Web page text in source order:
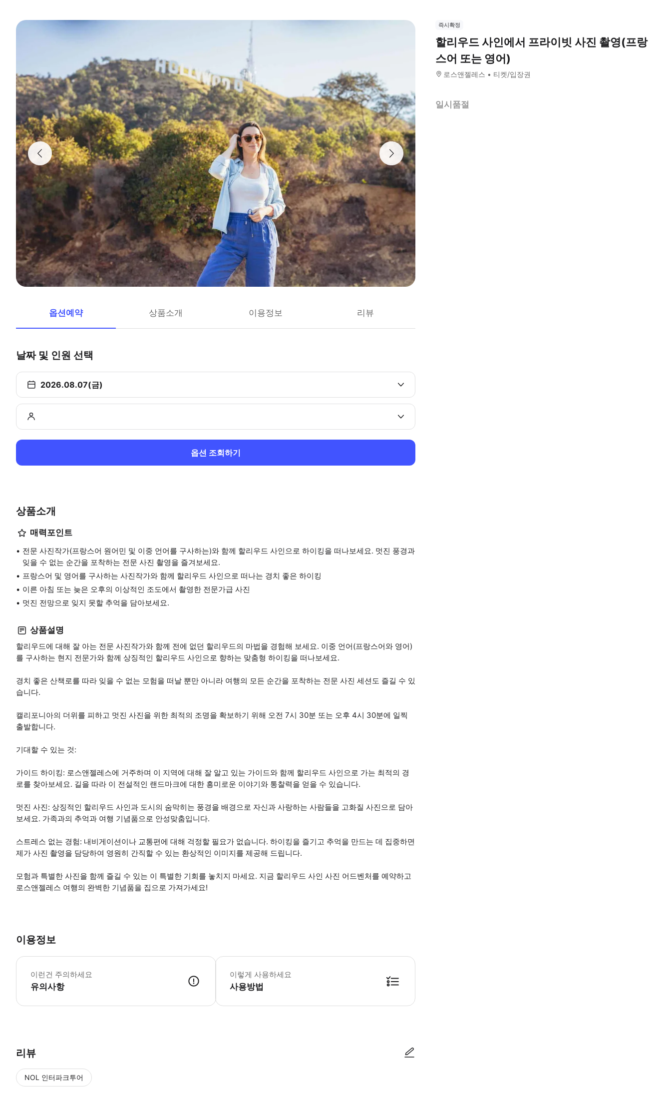
옵션예약 상품소개 이용정보 리뷰
날짜 및 인원 선택
2026.08.07(금)
옵션 조회하기
상품소개
매력포인트
전문 사진작가(프랑스어 원어민 및 이중 언어를 구사하는)와 함께 할리우드 사인으로 하이킹을 떠나보세요. 멋진 풍경과
잊을 수 없는 순간을 포착하는 전문 사진 촬영을 즐겨보세요.
프랑스어 및 영어를 구사하는 사진작가와 함께 할리우드 사인으로 떠나는 경치 좋은 하이킹
이른 아침 또는 늦은 오후의 이상적인 조도에서 촬영한 전문가급 사진
멋진 전망으로 잊지 못할 추억을 담아보세요.
상품설명
할리우드에 대해 잘 아는 전문 사진작가와 함께 전에 없던 할리우드의 마법을 경험해 보세요. 이중 언어(프랑스어와 영어)
를 구사하는 현지 전문가와 함께 상징적인 할리우드 사인으로 향하는 맞춤형 하이킹을 떠나보세요.
경치 좋은 산책로를 따라 잊을 수 없는 모험을 떠날 뿐만 아니라 여행의 모든 순간을 포착하는 전문 사진 세션도 즐길 수 있
습니다.
캘리포니아의 더위를 피하고 멋진 사진을 위한 최적의 조명을 확보하기 위해 오전 7시 30분 또는 오후 4시 30분에 일찍
출발합니다.
기대할 수 있는 것:
가이드 하이킹: 로스앤젤레스에 거주하며 이 지역에 대해 잘 알고 있는 가이드와 함께 할리우드 사인으로 가는 최적의 경
로를 찾아보세요. 길을 따라 이 전설적인 랜드마크에 대한 흥미로운 이야기와 통찰력을 얻을 수 있습니다.
멋진 사진: 상징적인 할리우드 사인과 도시의 숨막히는 풍경을 배경으로 자신과 사랑하는 사람들을 고화질 사진으로 담아
보세요. 가족과의 추억과 여행 기념품으로 안성맞춤입니다.
스트레스 없는 경험: 내비게이션이나 교통편에 대해 걱정할 필요가 없습니다. 하이킹을 즐기고 추억을 만드는 데 집중하면
제가 사진 촬영을 담당하여 영원히 간직할 수 있는 환상적인 이미지를 제공해 드립니다.
모험과 특별한 사진을 함께 즐길 수 있는 이 특별한 기회를 놓치지 마세요. 지금 할리우드 사인 사진 어드벤처를 예약하고
로스앤젤레스 여행의 완벽한 기념품을 집으로 가져가세요!
이용정보
이런건 주의하세요
유의사항
* 소요시간 : 180분 (옵션에 따라 소요 시간이 다를 수 있으니, 예약 시 확인 부탁드립니다.)
이렇게 사용하세요
사용방법
리뷰
NOL 인터파크투어
즉시확정
할리우드 사인에서 프라이빗 사진 촬영(프랑
스어 또는 영어)
로스앤젤레스 티켓/입장권
일시품절